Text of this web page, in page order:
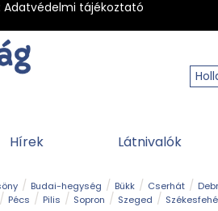
Adatvédelmi tájékoztató
Hírek Látnivalók
Budai-hegység Bükk Cserhát
Pécs Pilis Sopron Szeged